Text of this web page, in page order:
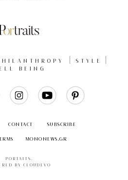
STYLE
BEING
CONTACT SUBSCRIBE
MONONEWS.GR
PORTAITS
BY CLOUDEVO